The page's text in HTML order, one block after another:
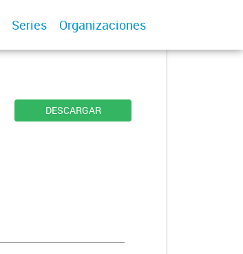
Series Organizaciones
DESCARGAR